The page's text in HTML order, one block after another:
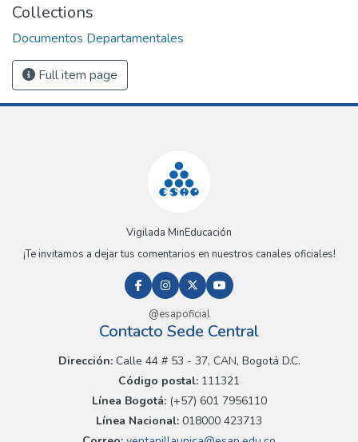
Collections
Documentos Departamentales
Full item page
Vigilada MinEducación
¡Te invitamos a dejar tus comentarios en nuestros canales oficiales!
@esapoficial
Contacto Sede Central
Dirección:Calle 44 # 53 - 37, CAN, Bogotá D.C.
Código postal: 111321
Línea Bogotá:(+57) 601 7956110
Línea Nacional: 018000 423713